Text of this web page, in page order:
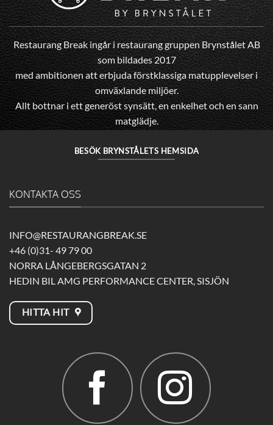
Restaurang Break ingår i restaurang gruppen Brynstålet AB
som bildades 2017
med ambitionen att erbjuda förstklassiga matupplevelser i
omväxlande miljöer.
Allt bottnar i ett generöst synsätt, en enkelhet och en sann
matglädje.
BESÖK BRYNSTÅLETS HEMSIDA
KONTAKTA OSS
INFO@RESTAURANGBREAK.SE
+46 (0)31- 49 79 00
NORRA LÅNGEBERGSGATAN 2
HEDIN BIL AMG PERFORMANCE CENTER, SISJÖN
HITTA HIT